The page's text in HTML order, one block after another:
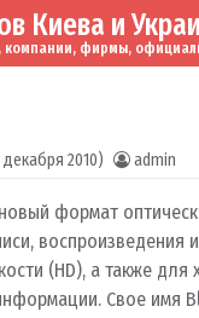
Киева и
компании, фирмы,
2010) admin
формат
воспроизведения
(HD), а также для
Свое имя